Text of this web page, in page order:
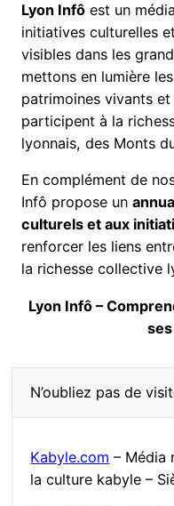
Lyon Infô est un
initiatives culturelles
visibles dans les
mettons en lumière
patrimoines vivants
participent à la
lyonnais, des Monts
En complément de
Infô propose un
culturels et aux
renforcer les liens
la richesse collective
Lyon Infô –
N’oubliez pas de
Kabyle.com – Média
la culture kabyle –